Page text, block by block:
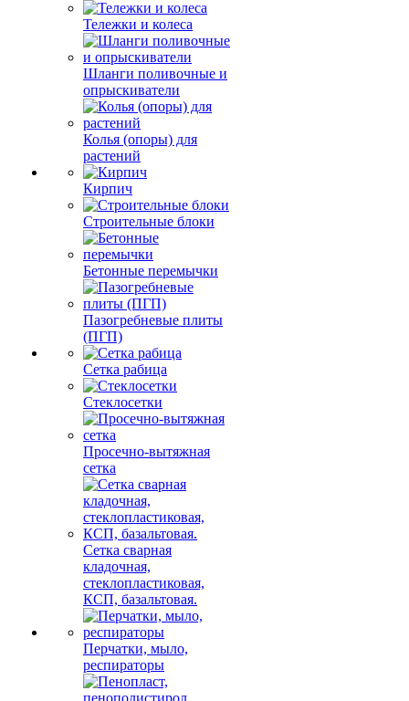
Тележки и колеса
Шланги поливочные и
опрыскиватели
Колья (опоры) для
растений
Кирпич
Строительные блоки
Бетонные перемычки
Пазогребневые плиты
(ПГП)
Сетка рабица
Стеклосетки
Просечно-вытяжная
сетка
Сетка сварная
кладочная,
стеклопластиковая,
КСП, базальтовая.
Перчатки, мыло,
респираторы